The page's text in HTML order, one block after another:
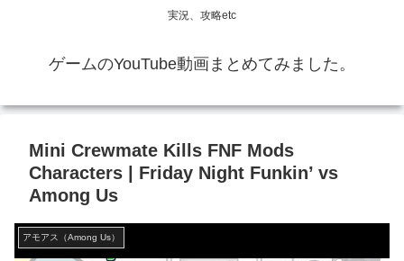
実況、攻略etc
ゲームのYouTube動画まとめてみました。
Mini Crewmate Kills FNF Mods
Characters | Friday Night Funkin’ vs
Among Us
アモアス（Among Us）